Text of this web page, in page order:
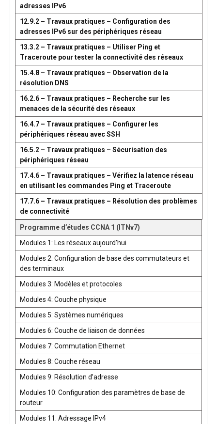
adresses IPv6
12.9.2 – Travaux pratiques – Configuration des
adresses IPv6 sur des périphériques réseau
13.3.2 – Travaux pratiques – Utiliser Ping et
Traceroute pour tester la connectivité des réseaux
15.4.8 – Travaux pratiques – Observation de la
résolution DNS
16.2.6 – Travaux pratiques – Recherche sur les
menaces de la sécurité des réseaux
16.4.7 – Travaux pratiques – Configurer les
périphériques réseau avec SSH
16.5.2 – Travaux pratiques – Sécurisation des
périphériques réseau
17.4.6 – Travaux pratiques – Vérifiez la latence réseau
en utilisant les commandes Ping et Traceroute
17.7.6 – Travaux pratiques – Résolution des problèmes
de connectivité
Programme d’études CCNA 1 (ITNv7)
Modules 1: Les réseaux aujourd’hui
Modules 2: Configuration de base des commutateurs et
des terminaux
Modules 3: Modèles et protocoles
Modules 4: Couche physique
Modules 5: Systèmes numériques
Modules 6: Couche de liaison de données
Modules 7: Commutation Ethernet
Modules 8: Couche réseau
Modules 9: Résolution d’adresse
Modules 10: Configuration des paramètres de base de
routeur
Modules 11: Adressage IPv4